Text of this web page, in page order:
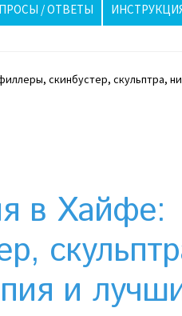
/ ОТВЕТЫ
панели спасли ночь
доверие и особенности
скинбустер, скульптра,
в Хайфе:
и